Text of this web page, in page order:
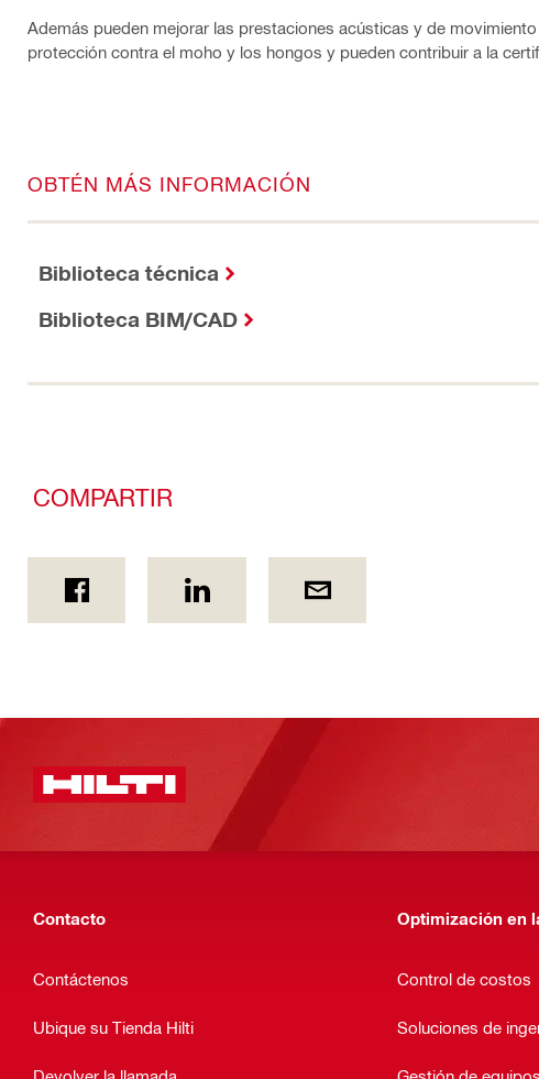
Además pueden mejorar las prestaciones acústicas y de
protección contra el moho y los hongos y pueden contribuir a la
OBTÉN MÁS INFORMACIÓN
Biblioteca técnica
Biblioteca BIM/CAD
COMPARTIR
Contacto
Contáctenos
Ubique su Tienda Hilti
Optimización en
Control de costos
Soluciones de